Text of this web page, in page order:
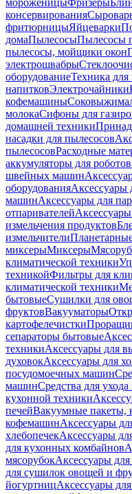
мороженицыФризеры
консервирования
фритюрницыЯйцеварки
домаПылесосыПылесосы
пылесосы, мойщики окон
электрошвабры
оборудованиеТехника для
напитковЭлектрочайники
кофемашины
молокаСифоны для
домашней техники
насадки для пылесосов
пылесосовРасходные
аккумуляторы для
швейных машин
оборудованияАксессуары
машинАксессуары для
отпаривателей
измельчения продуктов
измельчители
миксерыМиксеры
климатической техники
техникойФильтры для
климатической техники
бытовыеСушилки для
фруктовВакууматоры
картофелечистки
сепараторы бытовые
техникиАксессуары для
духовокАксессуары для
посудомоечных машин
машинСредства для ухода
кухонной техники
печейВакуумные пакеты,
кофемашинАксессуары
хлебопечекАксессуары
для кухонных комбайнов
мясорубокАксессуары
для сушилок овощей и
йогуртницАксессуары